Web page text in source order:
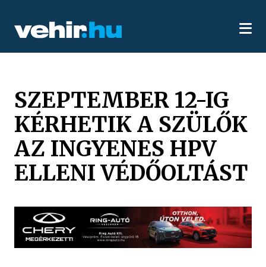
SZEPTEMBER 12-IG
KÉRHETIK A SZÜLŐK
AZ INGYENES HPV
ELLENI VÉDŐOLTÁST